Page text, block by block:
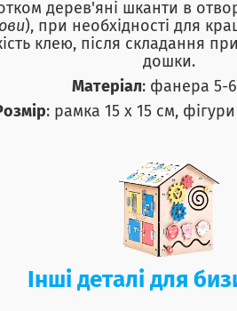
дерев'яні шканти в
), при необхідності для
клею, після складання
дошки.
Матеріал: фанера 5-
: рамка 15 х 15 см,
Інші деталі для